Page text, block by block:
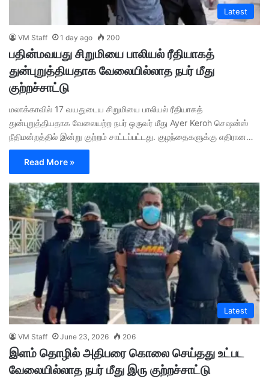
Latest
VM Staff 1 day ago 200
பதின்மவயது சிறுமியை பாலியல் ரீதியாகத்
துன்புறுத்தியதாக வேலையில்லாத நபர் மீது
குற்றச்சாட்டு
மலாக்காவில் 17 வயதுடைய சிறுமியை பாலியல் ரீதியாகத்
துன்புறுத்தியதாக வேலையற்ற நபர் ஒருவர் மீது Ayer Keroh செஷன்ஸ்
நீதிமன்றத்தில் இன்று குற்றம் சாட்டப்பட்டது. குழந்தைகளுக்கு எதிரான…
Read More »
Latest
VM Staff June 23, 2026 206
இளம் தொழில் அதிபரை கொலை செய்தது உட்பட
வேலையில்லாத நபர் மீது இரு குற்றச்சாட்டு